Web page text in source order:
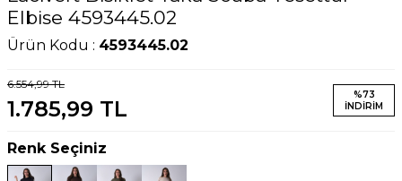
Elbise 4593445.02
Ürün Kodu : 4593445.02
6.554,99TL
1.785,99 TL
%73
İNDIRIM
Renk Seçiniz